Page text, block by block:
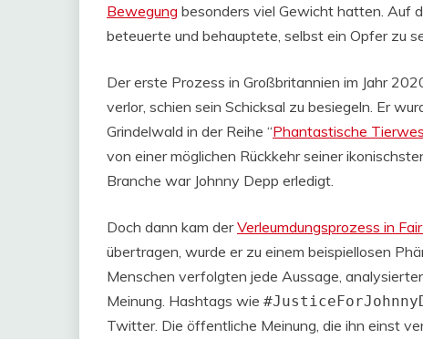
Bewegung besonders viel Gewicht hatten. Auf
beteuerte und behauptete, selbst ein Opfer zu
Der erste Prozess in Großbritannien im Jahr
verlor, schien sein Schicksal zu besiegeln. Er
Grindelwald in der Reihe “Phantastische
von einer möglichen Rückkehr seiner
Branche war Johnny Depp erledigt.
Doch dann kam derVerleumdungsprozess in
übertragen, wurde er zu einem beispiellosen
Menschen verfolgten jede Aussage,
Meinung. Hashtags wie
Twitter. Die öffentliche Meinung, die ihn einst